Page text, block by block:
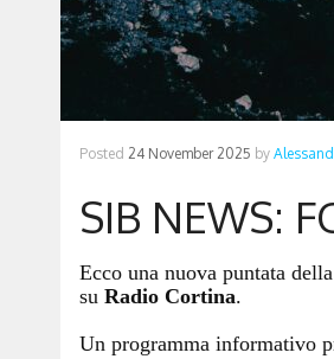
Posted 24 November 2025 by
SIB NEWS:
Ecco una nuova puntata
su Radio Cortina.
Un programma informativo